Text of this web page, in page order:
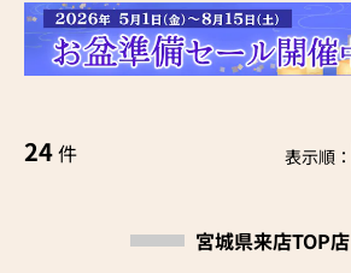
24件 表示順：
宮城県来店TOP店